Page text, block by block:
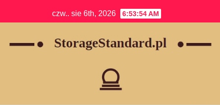
to
czw.. sie 6th, 2026 6:53:55 AM